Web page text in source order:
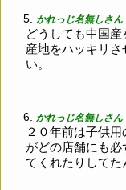
5. かれっじ名無しさん
どうしても中国
産地をハッキリ
い。
6. かれっじ名無しさん
２０年前は子供
がどの店舗にも
てくれたりして